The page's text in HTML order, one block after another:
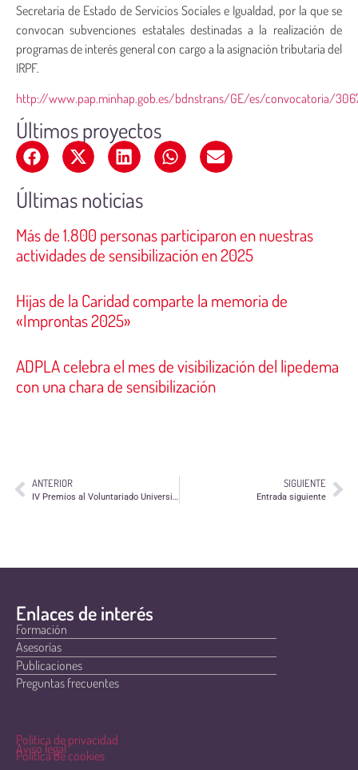
Secretaria de Estado de Servicios Sociales e Igualdad, por la que se
convocan subvenciones estatales destinadas a la realización de
programas de interés general con cargo a la asignación tributaria del
IRPF.
http://www.pap.minhap.gob.es/bdnstrans/GE/es/convocatoria/
Últimos proyectos
Últimas noticias
Más de 1.800 personas participaron en nuestras
actividades de sensibilización en 2025
Hijas de la Caridad comparte la memoria de
«Improntas 2025»
ADPLA celebra el mes de visibilización del lipedema
con una chara de sensibilización
ANTERIOR
IV Premios al Voluntariado Universitario de la Mutua Madrileña
SIGUIENTE
Entrada siguiente
Enlaces de interés
Formación
Asesorías
Publicaciones
Preguntas frecuentes
Política de privacidad
Aviso legal
Política de cookies